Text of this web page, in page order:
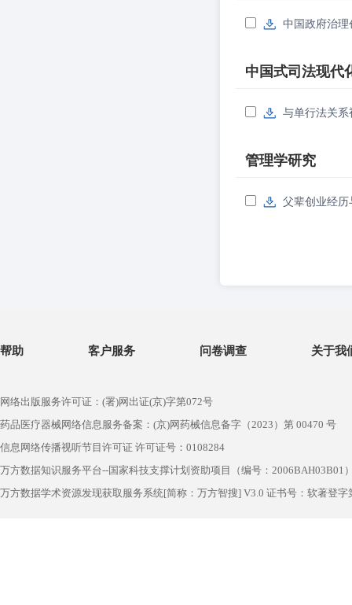
中国政府治
中国式司法现代
与单行法关
管理学研究
父辈创业经
帮助 客户服务 问卷调查 关于我
网络出版服务许可证：(署)网出证(京)字第072号
药品医疗器械网络信息服务备案：(京)网药械信息备字（2023）第 00470 号
信息网络传播视听节目许可证 许可证号：0108284
万方数据知识服务平台--国家科技支撑计划资助项目（编号：2006BAH03B01
万方数据学术资源发现获取服务系统[简称：万方智搜] V3.0 证书号：软著登字